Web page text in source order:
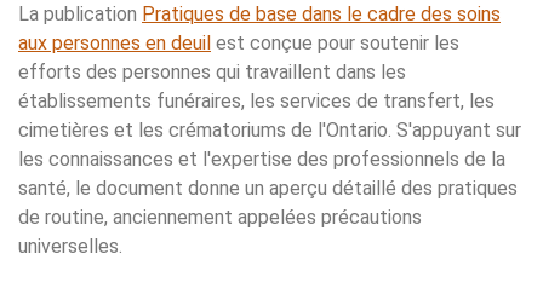
La publication Pratiques de base dans le cadre des soins
aux personnes en deuil est conçue pour soutenir les
efforts des personnes qui travaillent dans les
établissements funéraires, les services de transfert, les
cimetières et les crématoriums de l'Ontario. S'appuyant sur
les connaissances et l'expertise des professionnels de la
santé, le document donne un aperçu détaillé des pratiques
de routine, anciennement appelées précautions
universelles.